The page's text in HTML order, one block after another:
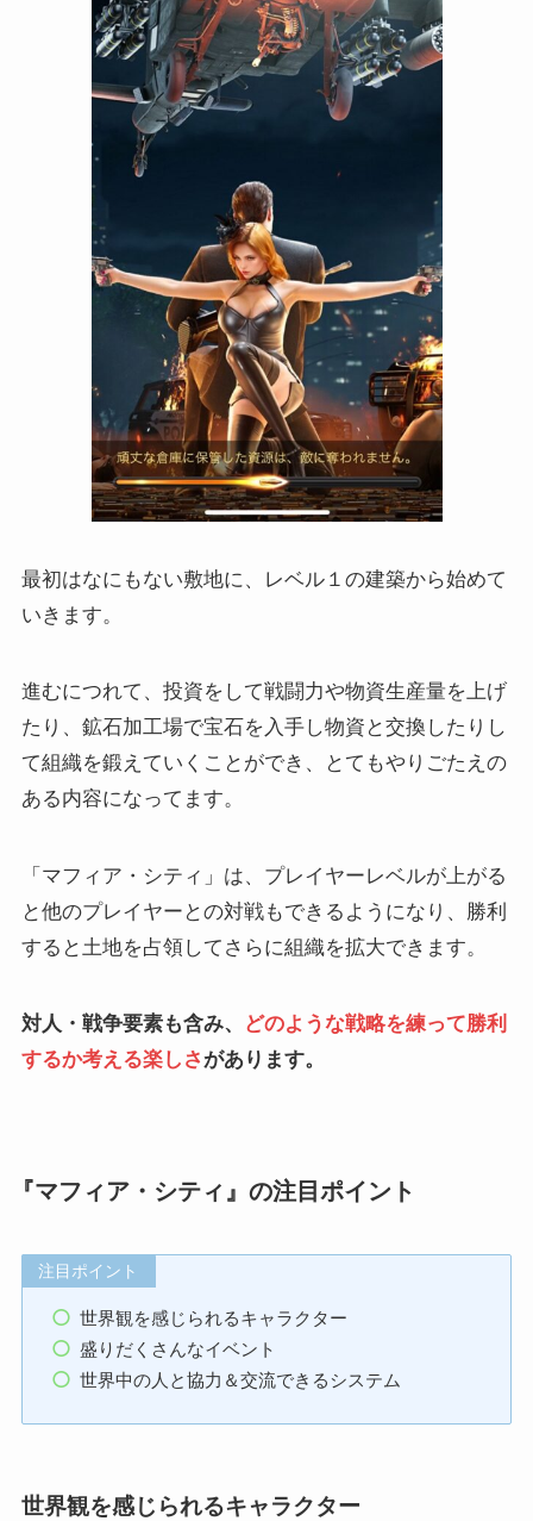
最初はなにもない敷地に、レベル１の建築から始めて
いきます。
進むにつれて、投資をして戦闘力や物資生産量を上げ
たり、鉱石加工場で宝石を入手し物資と交換したりし
て組織を鍛えていくことができ、とてもやりごたえの
ある内容になってます。
「マフィア・シティ」は、プレイヤーレベルが上がる
と他のプレイヤーとの対戦もできるようになり、勝利
すると土地を占領してさらに組織を拡大できます。
対人・戦争要素も含み、
どのような戦略を練って勝利
するか考える楽しさがあります。
『マフィア・シティ』の注目ポイント
注目ポイント
世界観を感じられるキャラクター
盛りだくさんなイベント
世界中の人と協力＆交流できるシステム
世界観を感じられるキャラクター